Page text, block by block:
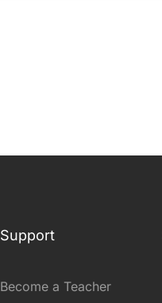
Support
Become a Teacher